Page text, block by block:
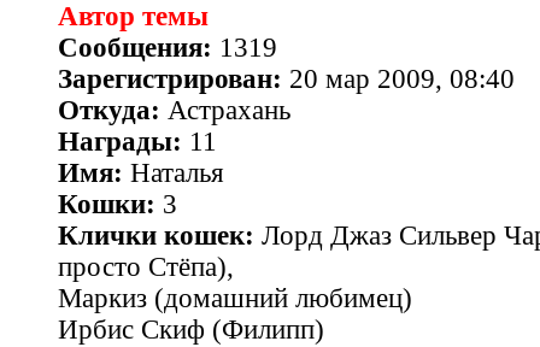
Автор темы
Сообщения: 1319
Зарегистрирован: 20 мар 2009, 08:40
Откуда: Астрахань
Награды: 11
Имя: Наталья
Кошки: 3
Клички кошек: Лорд Джаз Сильвер
просто Стёпа),
Маркиз (домашний любимец)
Ирбис Скиф (Филипп)